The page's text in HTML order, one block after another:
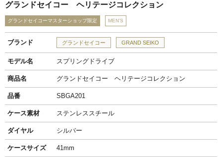
グランドセイコー ヘリテージコレクション
グランドセイコーマスターショップ限定 MEN'S
ブランド グランドセイコー GRAND SEIKO
モデル名 スプリングドライブ
商品名 グランドセイコー ヘリテージコレクション
品番 SBGA201
ケース素材 ステンレススチール
ダイヤル シルバー
ケースサイズ 41mm